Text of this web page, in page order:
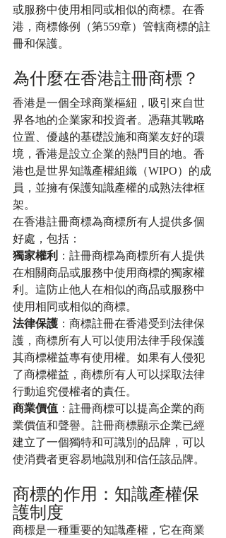
或服務中使用相同或相似的商標。在香
港，商標條例（第559章）管轄商標的註
冊和保護。
為什麼在香港註冊商標？
香港是一個全球商業樞紐，吸引來自世
界各地的企業家和投資者。憑藉其戰略
位置、優越的基礎設施和商業友好的環
境，香港是設立企業的熱門目的地。香
港也是世界知識產權組織（WIPO）的成
員，並擁有保護知識產權的成熟法律框
架。
在香港註冊商標為商標所有人提供多個
好處，包括：
獨家權利 ：註冊商標為商標所有人提供
在相關商品或服務中使用商標的獨家權
利。這防止他人在相似的商品或服務中
使用相同或相似的商標。
法律保護 ：商標註冊在香港受到法律保
護，商標所有人可以使用法律手段保護
其商標權益專有使用權。如果有人侵犯
了商標權益，商標所有人可以採取法律
行動追究侵權者的責任。
商業價值 ：註冊商標可以提高企業的商
業價值和聲譽。註冊商標顯示企業已經
建立了一個獨特和可識別的品牌，可以
使消費者更容易地識別和信任該品牌。
商標的作用：知識產權保
護制度
商標是一種重要的知識產權，它在商業